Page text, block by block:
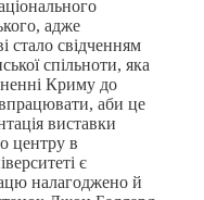
адже
стало свідченням
спільноти, яка
Криму до
аби це
виставки
центру в
є
налагоджено й